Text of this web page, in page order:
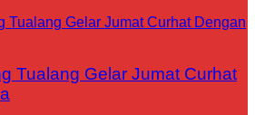
Tualang Gelar Jumat Curhat